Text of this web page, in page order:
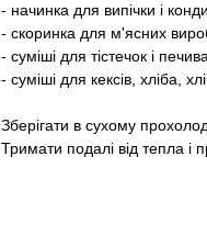
- начинка для випічки і
- скоринка для м'ясних
- суміші для тістечок і
- суміші для кексів, хліба,
Зберігати в сухому
Тримати подалі від тепла і